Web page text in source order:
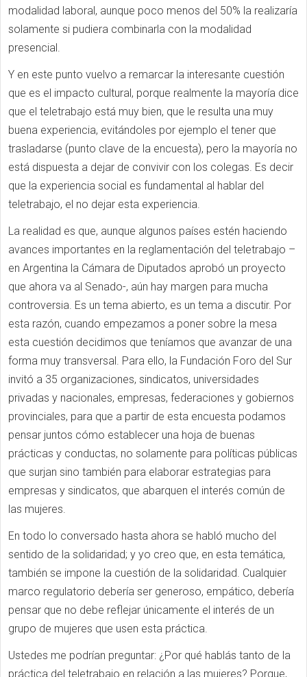
modalidad laboral, aunque poco menos del 50% la realizaría
solamente si pudiera combinarla con la modalidad
presencial.
Y en este punto vuelvo a remarcar la interesante cuestión
que es el impacto cultural, porque realmente la mayoría dice
que el teletrabajo está muy bien, que le resulta una muy
buena experiencia, evitándoles por ejemplo el tener que
trasladarse (punto clave de la encuesta), pero la mayoría no
está dispuesta a dejar de convivir con los colegas. Es decir
que la experiencia social es fundamental al hablar del
teletrabajo, el no dejar esta experiencia.
La realidad es que, aunque algunos países estén haciendo
avances importantes en la reglamentación del teletrabajo –
en Argentina la Cámara de Diputados aprobó un proyecto
que ahora va al Senado-, aún hay margen para mucha
controversia. Es un tema abierto, es un tema a discutir. Por
esta razón, cuando empezamos a poner sobre la mesa
esta cuestión decidimos que teníamos que avanzar de una
forma muy transversal. Para ello, la Fundación Foro del Sur
invitó a 35 organizaciones, sindicatos, universidades
privadas y nacionales, empresas, federaciones y gobiernos
provinciales, para que a partir de esta encuesta podamos
pensar juntos cómo establecer una hoja de buenas
prácticas y conductas, no solamente para políticas públicas
que surjan sino también para elaborar estrategias para
empresas y sindicatos, que abarquen el interés común de
las mujeres.
En todo lo conversado hasta ahora se habló mucho del
sentido de la solidaridad; y yo creo que, en esta temática,
también se impone la cuestión de la solidaridad. Cualquier
marco regulatorio debería ser generoso, empático, debería
pensar que no debe reflejar únicamente el interés de un
grupo de mujeres que usen esta práctica.
Ustedes me podrían preguntar: ¿Por qué hablás tanto de la
práctica del teletrabajo en relación a las mujeres? Porque,